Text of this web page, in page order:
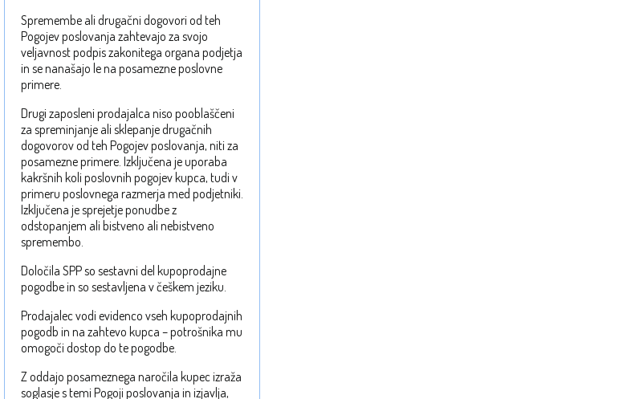
Spremembe ali drugačni dogovori od teh
Pogojev poslovanja zahtevajo za svojo
veljavnost podpis zakonitega organa podjetja
in se nanašajo le na posamezne poslovne
primere.
Drugi zaposleni prodajalca niso pooblaščeni
za spreminjanje ali sklepanje drugačnih
dogovorov od teh Pogojev poslovanja, niti za
posamezne primere. Izključena je uporaba
kakršnih koli poslovnih pogojev kupca, tudi v
primeru poslovnega razmerja med podjetniki.
Izključena je sprejetje ponudbe z
odstopanjem ali bistveno ali nebistveno
spremembo.
Določila SPP so sestavni del kupoprodajne
pogodbe in so sestavljena v češkem jeziku.
Prodajalec vodi evidenco vseh kupoprodajnih
pogodb in na zahtevo kupca – potrošnika mu
omogoči dostop do te pogodbe.
Z oddajo posameznega naročila kupec izraža
soglasje s temi Pogoji poslovanja in izjavlja,